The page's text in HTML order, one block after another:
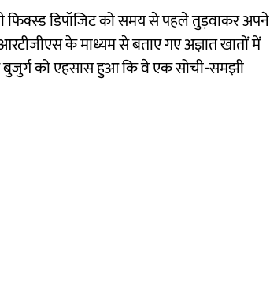
फिक्स्ड डिपॉजिट को समय से पहले तुड़वाकर अपने
के माध्यम से बताए गए अज्ञात खातों में
बुजुर्ग को एहसास हुआ कि वे एक सोची-समझी